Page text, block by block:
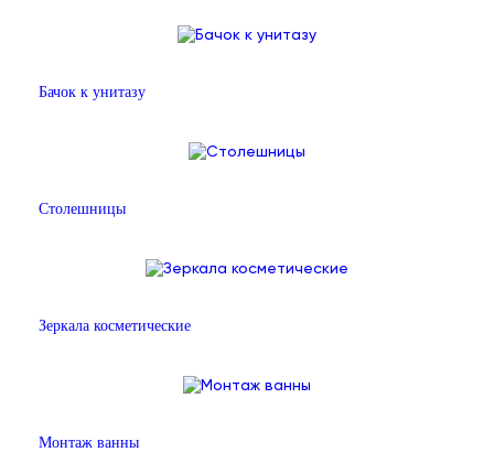
Бачок к унитазу
Столешницы
Зеркала косметические
Монтаж ванны